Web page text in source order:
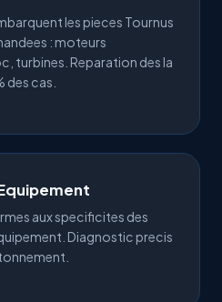
les pieces Tournus
: moteurs
turbines. Reparation des la
des cas.
aux specificites des
Diagnostic precis